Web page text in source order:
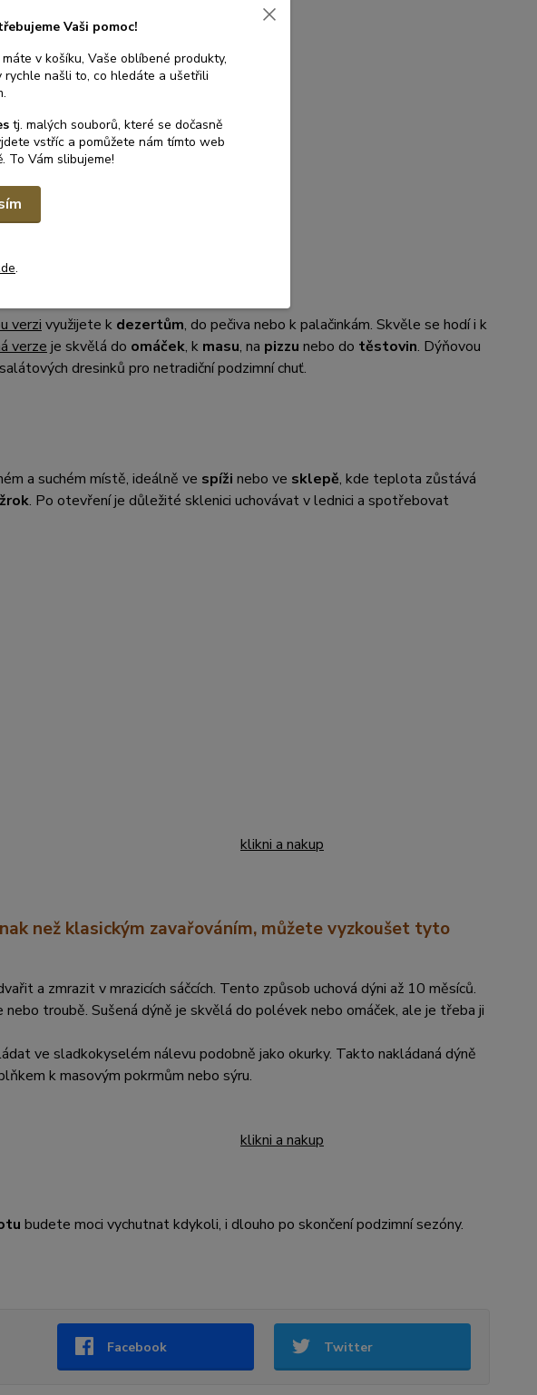
na plátky.
a nechte zchladnout.
verzi využijete k dezertům, do pečiva nebo k palačinkám. Skvěle se hodí i k
verze je skvělá do omáček, k masu, na pizzu nebo do těstovin. Dýňovou
dresinků pro netradiční podzimní chuť.
a suchém místě, ideálně ve spíži nebo ve sklepě, kde teplota zůstává
rok. Po otevření je důležité sklenici uchovávat v lednici a spotřebovat
klikni a nakup
než klasickým zavařováním, můžete vyzkoušet tyto
a zmrazit v mrazicích sáčcích. Tento způsob uchová dýni až 10 měsíců.
troubě. Sušená dýně je skvělá do polévek nebo omáček, ale je třeba ji
ve sladkokyselém nálevu podobně jako okurky. Takto nakládaná dýně
k masovým pokrmům nebo sýru.
klikni a nakup
budete moci vychutnat kdykoli, i dlouho po skončení podzimní sezóny.
Facebook Twitter
Vaši pomoc!
v košíku, Vaše oblíbené produkty,
rychle našli to, co hledáte a ušetřili
tj. malých souborů, které se dočasně
vstříc a pomůžete nám tímto web
To Vám slibujeme!
.